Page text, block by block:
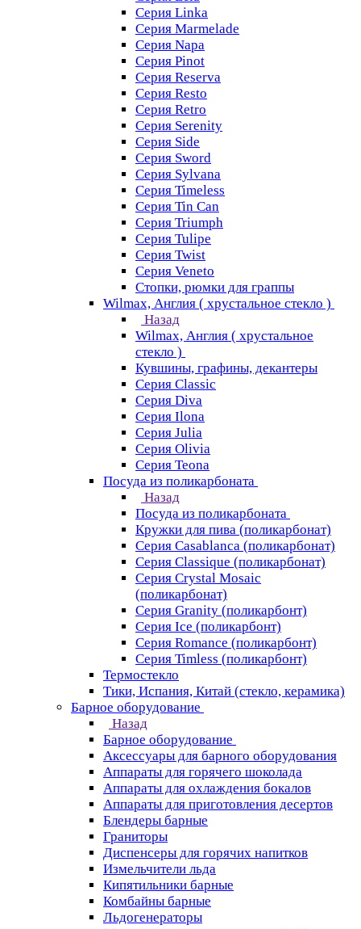
Серия Linka
Серия Marmelade
Серия Napa
Серия Pinot
Серия Reserva
Серия Resto
Серия Retro
Серия Serenity
Серия Side
Серия Sword
Серия Sуlvana
Серия Timeless
Серия Tin Can
Серия Triumph
Серия Tulipe
Серия Twist
Серия Veneto
Стопки, рюмки для граппы
Wilmax, Англия ( хрустальное стекло )
Назад
Wilmax, Англия ( хрустальное
стекло )
Кувшины, графины, декантеры
Серия Classic
Серия Diva
Серия Ilona
Серия Julia
Серия Olivia
Серия Teona
Посуда из поликарбоната
Назад
Посуда из поликарбоната
Кружки для пива (поликарбонат)
Серия Casablanсa (поликарбонат)
Серия Classique (поликарбонат)
Серия Crystal Mosaic
(поликарбонат)
Серия Granity (поликарбонт)
Серия Ice (поликарбонт)
Серия Romance (поликарбонт)
Серия Timless (поликарбонт)
Термостекло
Тики, Испания, Китай (стекло, керамика)
Барное оборудование
Назад
Барное оборудование
Аксессуары для барного оборудования
Аппараты для горячего шоколада
Аппараты для охлаждения бокалов
Аппараты для приготовления десертов
Блендеры барные
Граниторы
Диспенсеры для горячих напитков
Измельчители льда
Кипятильники барные
Комбайны барные
Льдогенераторы